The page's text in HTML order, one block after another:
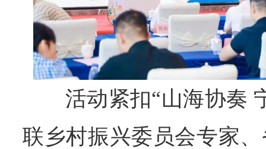
活动紧扣“山海协奏
联乡村振兴委员会专家